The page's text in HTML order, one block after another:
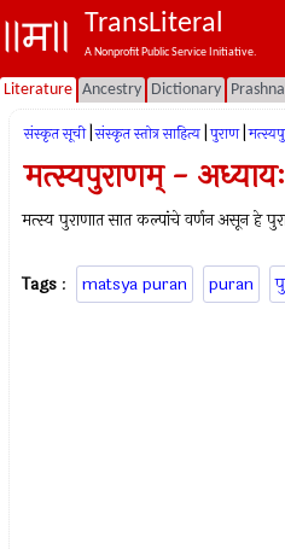
TransLiteral
A Nonprofit Public Service Initiative.
Literature Ancestry Dictionary Prashna
संस्कृत सूची संस्कृत स्तोत्र साहित्य पुराण
मत्स्यपुराणम् -
मत्स्य पुराणात सात कल्पांचे वर्णन असून हे
Tags : matsya puran puran